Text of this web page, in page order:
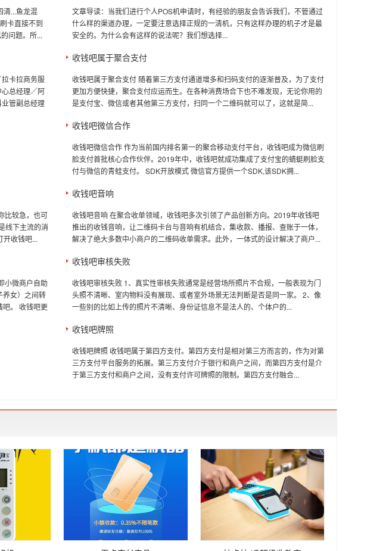
清...鱼龙混
卡直接不到
问题。所...
文章导读：当我们进行个人POS机申请时，有经验的朋友会告诉我们，不管通过
什么样的渠道办理，一定要注意选择正规的一清机，只有这样办理的机子才是最
安全的。为什么会有这样的说法呢？我们想选择...
卡拉商务服
总经理／阿
管副总经理
收钱吧属于聚合支付
收钱吧属于聚合支付 随着第三方支付通道增多和扫码支付的逐渐普及，为了支付
更加方便快捷，聚合支付应运而生。在各种消费场合下也不难发现，无论你用的
是支付宝、微信或者其他第三方支付，扫同一个二维码就可以了，这就是简...
收钱吧微信合作
收钱吧微信合作 作为当前国内排名第一的聚合移动支付平台，收钱吧成为微信刷
脸支付首批核心合作伙伴。2019年中，收钱吧就成功集成了支付宝的蜻蜓刷脸支
付与微信的青蛙支付。 SDK开放模式 微信官方提供一个SDK,该SDK拥...
比较急，也可
线下主流的消
开收钱吧...
收钱吧音响
收钱吧音响 在聚合收单领域，收钱吧多次引领了产品创新方向。2019年收钱吧
推出的收钱音响，让二维码卡台与音响有机结合，集收款、播报、查账于一体，
解决了绝大多数中小商户的二维码收单需求。此外，一体式的设计解决了商户...
小微商户自助
养女）之间转
吧。 收钱吧更
收钱吧审核失败
收钱吧审核失败 1、真实性审核失败通常是经营场所照片不合规，一般表现为门
头照不清晰、室内物料没有展现、或者室外场景无法判断是否是同一家。 2、像
一些别的比如上传的照片不清晰、身份证信息不是法人的、个体户的...
收钱吧牌照
收钱吧牌照 收钱吧属于第四方支付。第四方支付是相对第三方而言的，作为对第
三方支付平台服务的拓展。第三方支付介于银行和商户之间，而第四方支付是介
于第三方支付和商户之间，没有支付许可牌照的限制。第四方支付融合...